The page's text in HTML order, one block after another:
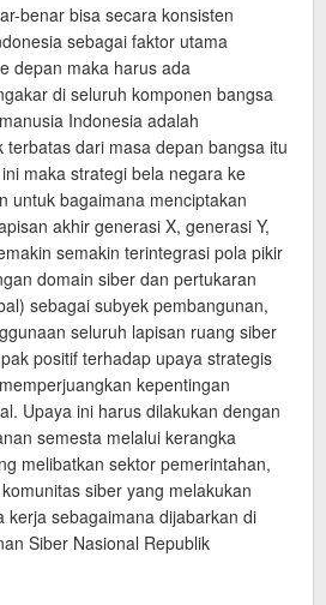
benar bisa secara konsisten
sebagai faktor utama
depan maka harus ada
di seluruh komponen bangsa
Indonesia adalah
terbatas dari masa depan bangsa itu
maka strategi bela negara ke
untuk bagaimana menciptakan
akhir generasi X, generasi Y,
semakin terintegrasi pola pikir
domain siber dan pertukaran
sebagai subyek pembangunan,
seluruh lapisan ruang siber
positif terhadap upaya strategis
kepentingan
Upaya ini harus dilakukan dengan
semesta melalui kerangka
melibatkan sektor pemerintahan,
siber yang melakukan
kerja sebagaimana dijabarkan di
Siber Nasional Republik